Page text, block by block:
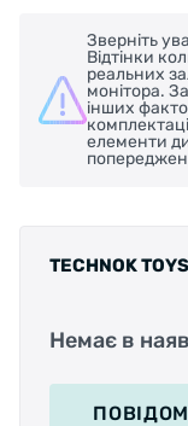
Зверніть
Відтінки
реальних
монітора.
інших
елементи
TECHNOK TOYS
Немає в